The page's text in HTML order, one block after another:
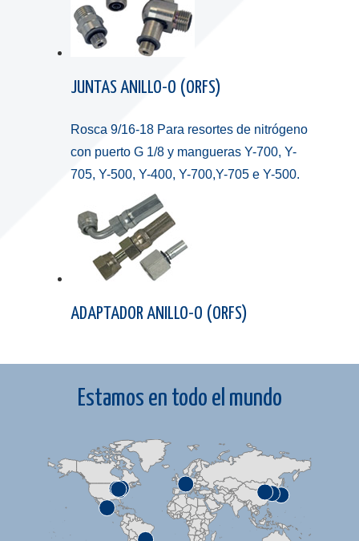
JUNTAS ANILLO-O (ORFS)
Rosca 9/16-18 Para resortes de nitrógeno
con puerto G 1/8 y mangueras Y-700, Y-
705, Y-500, Y-400, Y-700,Y-705 e Y-500.
ADAPTADOR ANILLO-O (ORFS)
Estamos en todo el mundo